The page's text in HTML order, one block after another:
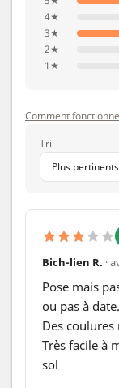
4★
3★
2★
1★
Comment
Tri
Bich-lien R. ·
Pose mais
ou pas à date.
Des
Très facile à
sol